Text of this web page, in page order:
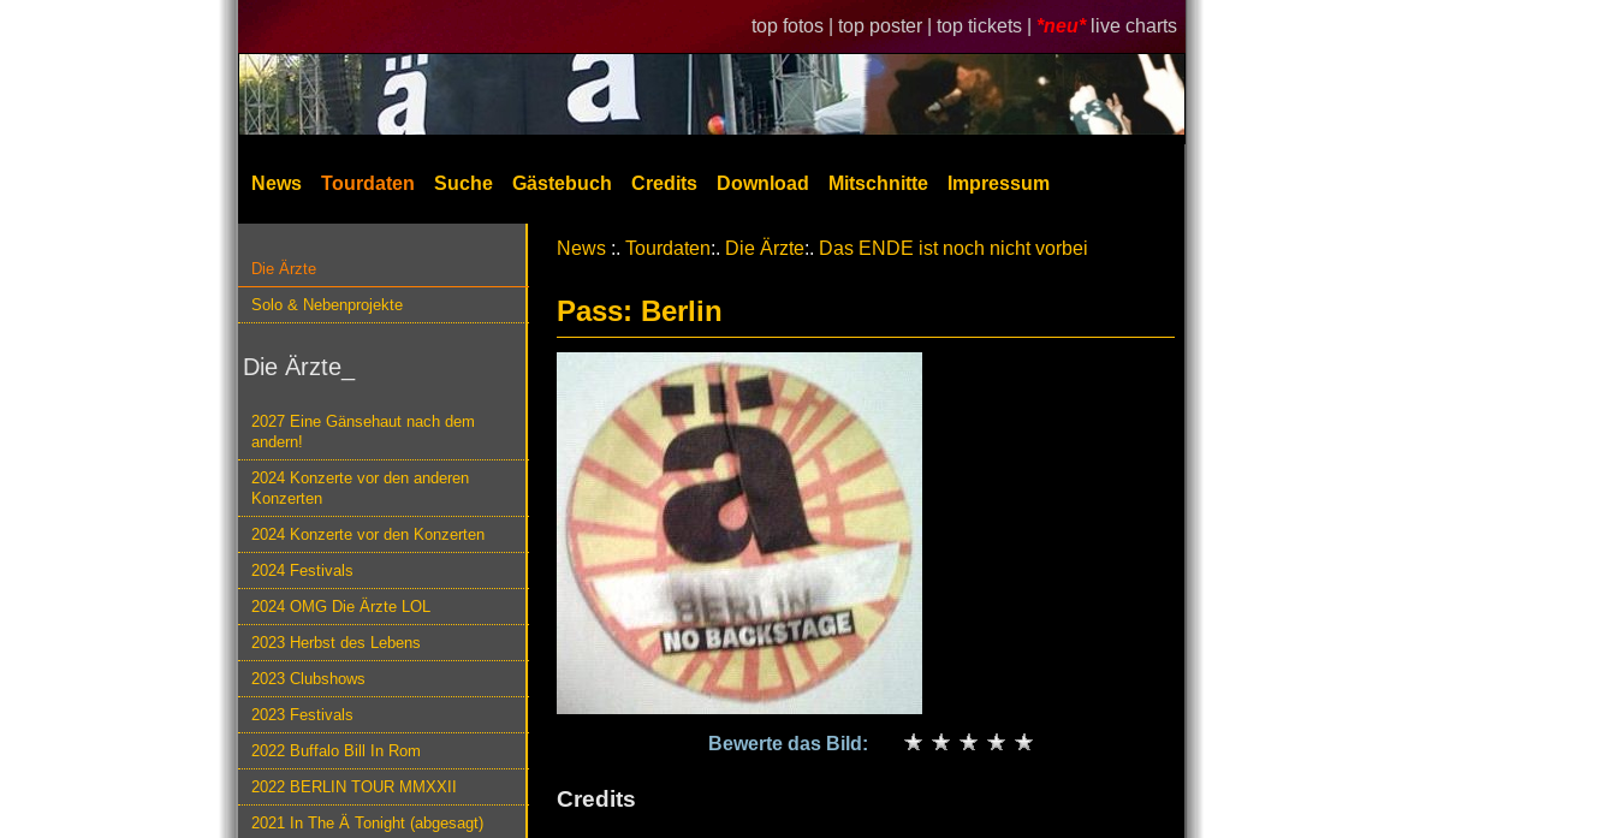
top fotos | top poster | top tickets | *neu* live charts
News Tourdaten Suche Gästebuch Credits Download Mitschnitte Impressum
Die Ärzte
Solo & Nebenprojekte
Die Ärzte_
2027 Eine Gänsehaut nach dem
andern!
2024 Konzerte vor den anderen
Konzerten
2024 Konzerte vor den Konzerten
2024 Festivals
2024 OMG Die Ärzte LOL
2023 Herbst des Lebens
2023 Clubshows
2023 Festivals
2022 Buffalo Bill In Rom
2022 BERLIN TOUR MMXXII
2021 In The Ä Tonight (abgesagt)
News :. Tourdaten:. Die Ärzte:. Das ENDE ist noch nicht vorbei
Pass: Berlin
Bewerte das Bild:
Credits